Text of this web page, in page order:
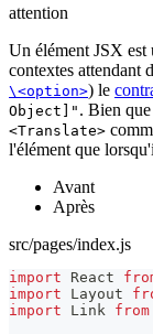
attention
Un élément JSX est
contextes attendant
\<option>) le
Object]" . Bien
<Translate>
l'élément que
Avant
Après
src/pages/index.js
import React
import
Layout
import
Link from